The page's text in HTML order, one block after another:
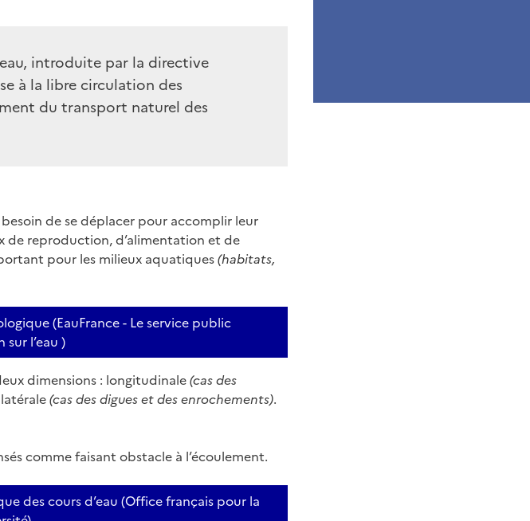
introduite par la directive
à la libre circulation des
du transport naturel des
de se déplacer pour accomplir leur
de reproduction, d’alimentation et de
pour les milieux aquatiques(habitats,
(EauFrance - Le service public
l’eau )
dimensions : longitudinale(cas des
(cas des digues et des enrochements).
comme faisant obstacle à l’écoulement.
des cours d’eau (Office français pour la